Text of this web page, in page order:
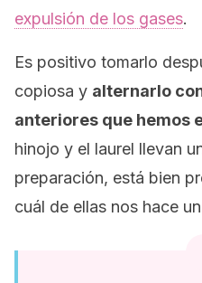
expulsión de los gases.
Es positivo tomarlo
copiosa y alternarlo
anteriores que hemos
hinojo y el laurel llevan
preparación, está bien
cuál de ellas nos hace